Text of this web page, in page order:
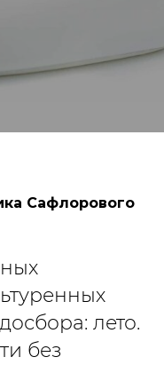
Сафлорового
лето.
без